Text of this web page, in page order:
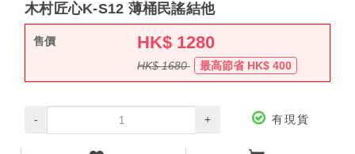
木村匠心K-S12 薄桶民謠結他
售價 HK$ 1280
HK$1680 最高節省 HK$400
- + 有現貨